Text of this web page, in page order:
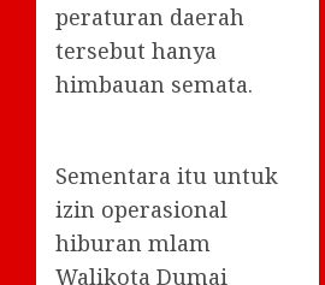
peraturan daerah
tersebut hanya
himbauan semata.
Sementara itu untuk
izin operasional
hiburan mlam
Walikota Dumai